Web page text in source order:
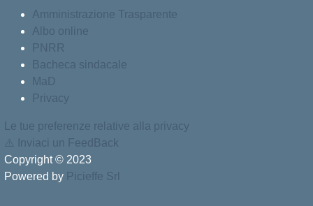
Amministrazione Trasparente
Albo online
PNRR
Bacheca sindacale
MaD
Privacy
Le tue preferenze relative alla privacy
⚠️
Inviaci un FeedBack
Copyright © 2023
Powered by Picieffe Srl